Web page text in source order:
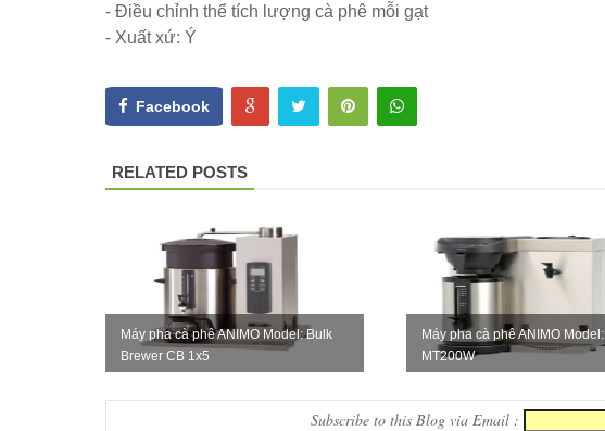
- Điều chỉnh thể tích lượng cà phê mỗi gạt
- Xuất xứ: Ý
Facebook
RELATED POSTS
Máy pha cà phê ANIMO Model: Bulk
Brewer CB 1x5
Máy pha cà phê ANIMO Model:
MT200W
Subscribe to this Blog via Email :